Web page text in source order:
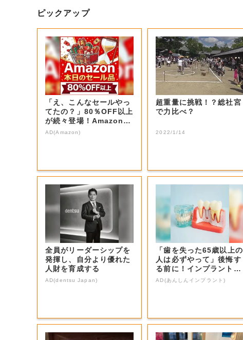
ピックアップ
「え、こんなセールやっ
てたの？」80％OFF以上
が続々登場！Amazonの
本気が...
AD(Amazon)
超重量に挑戦！？総社宮
で力比べ？
2022/1/14
全員がリーダーシップを
発揮し、自分より優れた
人財を育成する
AD(dentsu Japan)
「歯を失った65歳以上の
人は必ずやって」後悔す
る前に！インプラントと
いう選択肢。
AD(あんしんインプラント)